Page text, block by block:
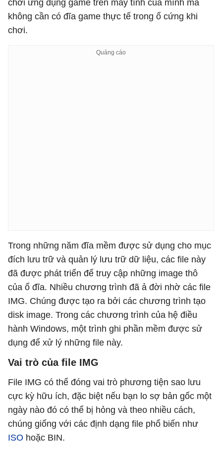
chơi ứng dụng game trên máy tính của mình mà
không cần có đĩa game thực tế trong ổ cứng khi
chơi.
Trong những năm đĩa mềm được sử dụng cho mục
đích lưu trữ và quản lý lưu trữ dữ liệu, các file này
đã được phát triển để truy cập những image thô
của ổ đĩa. Nhiều chương trình đã ả đời nhờ các file
IMG. Chúng được tạo ra bởi các chương trình tạo
disk image. Trong các chương trình của hệ điều
hành Windows, một trình ghi phần mềm được sử
dụng để xử lý những file này.
Vai trò của file IMG
File IMG có thể đóng vai trò phương tiện sao lưu
cực kỳ hữu ích, đặc biệt nếu bạn lo sợ bản gốc một
ngày nào đó có thể bị hỏng và theo nhiều cách,
chúng giống với các định dạng file phổ biến như
ISO hoặc BIN.